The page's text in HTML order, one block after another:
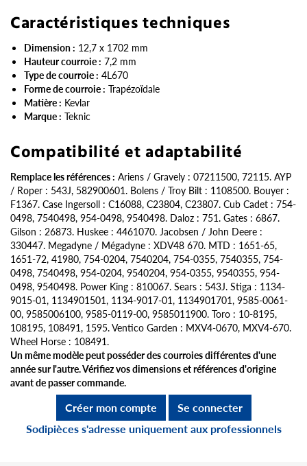
Caractéristiques techniques
Dimension : 12,7 x 1702 mm
Hauteur courroie : 7,2 mm
Type de courroie : 4L670
Forme de courroie : Trapézoïdale
Matière : Kevlar
Marque : Teknic
Compatibilité et adaptabilité
Remplace les références : Ariens / Gravely : 07211500, 72115. AYP
/ Roper : 543J, 582900601. Bolens / Troy Bilt : 1108500. Bouyer :
F1367. Case Ingersoll : C16088, C23804, C23807. Cub Cadet : 754-
0498, 7540498, 954-0498, 9540498. Daloz : 751. Gates : 6867.
Gilson : 26873. Huskee : 4461070. Jacobsen / John Deere :
330447. Megadyne / Mégadyne : XDV48 670. MTD : 1651-65,
1651-72, 41980, 754-0204, 7540204, 754-0355, 7540355, 754-
0498, 7540498, 954-0204, 9540204, 954-0355, 9540355, 954-
0498, 9540498. Power King : 810067. Sears : 543J. Stiga : 1134-
9015-01, 1134901501, 1134-9017-01, 1134901701, 9585-0061-
00, 9585006100, 9585-0119-00, 9585011900. Toro : 10-8195,
108195, 108491, 1595. Ventico Garden : MXV4-0670, MXV4-670.
Wheel Horse : 108491.
Un même modèle peut posséder des courroies différentes d'une
année sur l'autre. Vérifiez vos dimensions et références d'origine
avant de passer commande.
Créer mon compte
Se connecter
Sodipièces s'adresse uniquement aux professionnels